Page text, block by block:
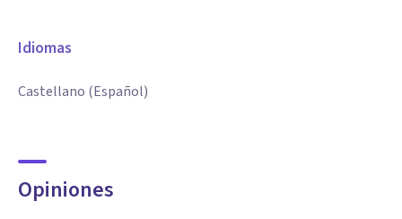
Idiomas
Castellano (Español)
Opiniones